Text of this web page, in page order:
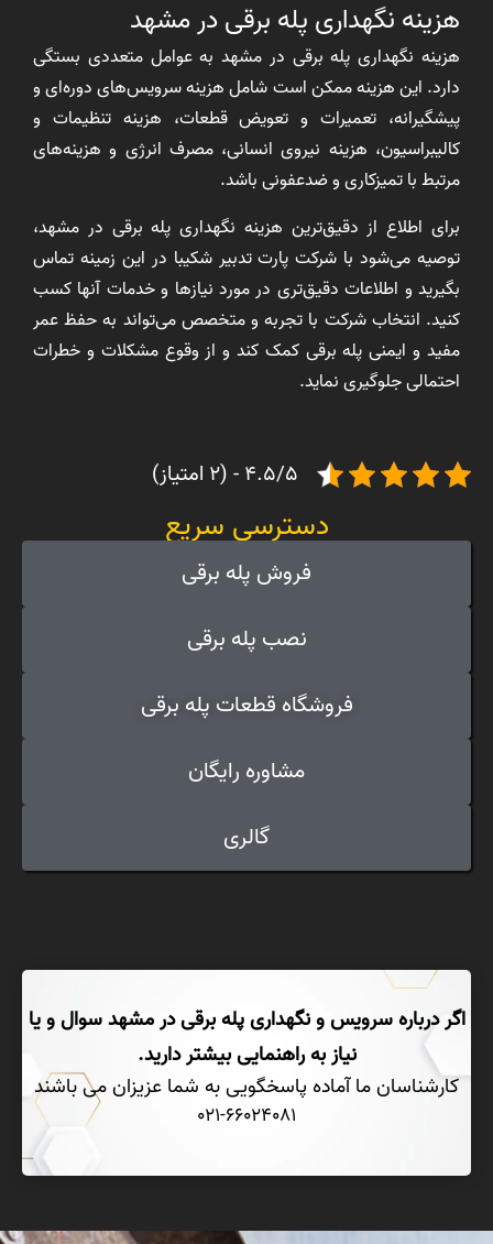
هزینه نگهداری پله برقی در مشهد
هزینه نگهداری پله برقی در مشهد به عوامل متعددی بستگی
دارد. این هزینه ممکن است شامل هزینه سرویس‌های دوره‌ای و
پیشگیرانه، تعمیرات و تعویض قطعات، هزینه تنظیمات و
کالیبراسیون، هزینه نیروی انسانی، مصرف انرژی و هزینه‌های
مرتبط با تمیزکاری و ضدعفونی باشد.
برای اطلاع از دقیق‌ترین هزینه نگهداری پله برقی در مشهد،
توصیه می‌شود با شرکت‌ پارت تدبیر شکیبا در این زمینه تماس
بگیرید و اطلاعات دقیق‌تری در مورد نیازها و خدمات آنها کسب
کنید. انتخاب شرکت با تجربه و متخصص می‌تواند به حفظ عمر
مفید و ایمنی پله برقی کمک کند و از وقوع مشکلات و خطرات
احتمالی جلوگیری نماید.
4.5/5 - (2 امتیاز)
دسترسی سریع
فروش پله برقی
نصب پله برقی
فروشگاه قطعات پله برقی
مشاوره رایگان
گالری
اگر درباره سرویس و نگهداری پله برقی در مشهد سوال و یا
نیاز به راهنمایی بیشتر دارید.
کارشناسان ما آماده پاسخگویی به شما عزیزان می باشند
021-66024081